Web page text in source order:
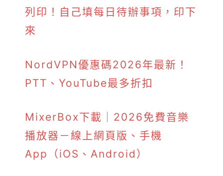
列印！自己填每日待辦事項，印下
來
NordVPN優惠碼2026年最新！
PTT、YouTube最多折扣
MixerBox下載｜2026免費音樂
播放器－線上網頁版、手機
App（iOS、Android）